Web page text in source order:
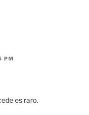
PM
es raro.